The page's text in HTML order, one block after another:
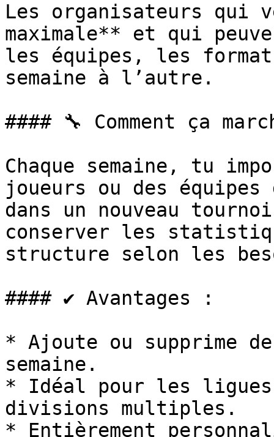
Les organisateurs
maximale** et qui
les équipes, les
semaine à l’autre.
#### 🔧 Comment ça
Chaque semaine, tu
joueurs ou des équipes
dans un nouveau
conserver les
structure selon les
#### ✔️ Avantages :
* Ajoute ou supprime
semaine.
* Idéal pour les ligues
divisions multiples.
* Entièrement